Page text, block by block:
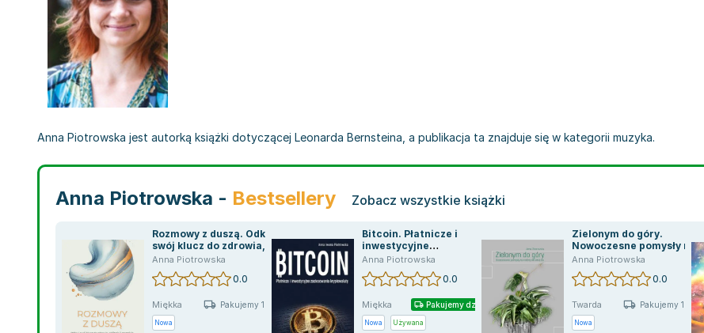
Anna Piotrowska jest autorką książki dotyczącej Leonarda Bernsteina, a publikacja ta znajduje się w kategorii muzyka.
Anna Piotrowska - Bestsellery Zobacz wszystkie książki
Rozmowy z duszą. Odkryj
swój klucz do zdrowia,
obfitości i szczęścia
Anna Piotrowska
0.0
Miękka Pakujemy 10.08
Nowa
Bitcoin. Płatnicze i
inwestycyjne
zastosowania
kryptowaluty
Anna Piotrowska
0.0
Miękka Pakujemy dzisiaj
Nowa Używana
Zielonym do góry.
Nowoczesne pomysły na
rośliny we wnętrzu
Anna Piotrowska
0.0
Twarda Pakujemy 10.08
Nowa